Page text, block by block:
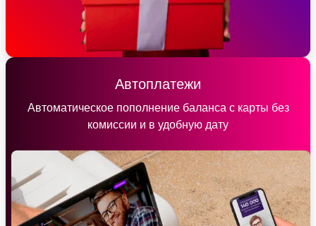
Автоплатежи
Автоматическое пополнение баланса с карты без
комиссии и в удобную дату